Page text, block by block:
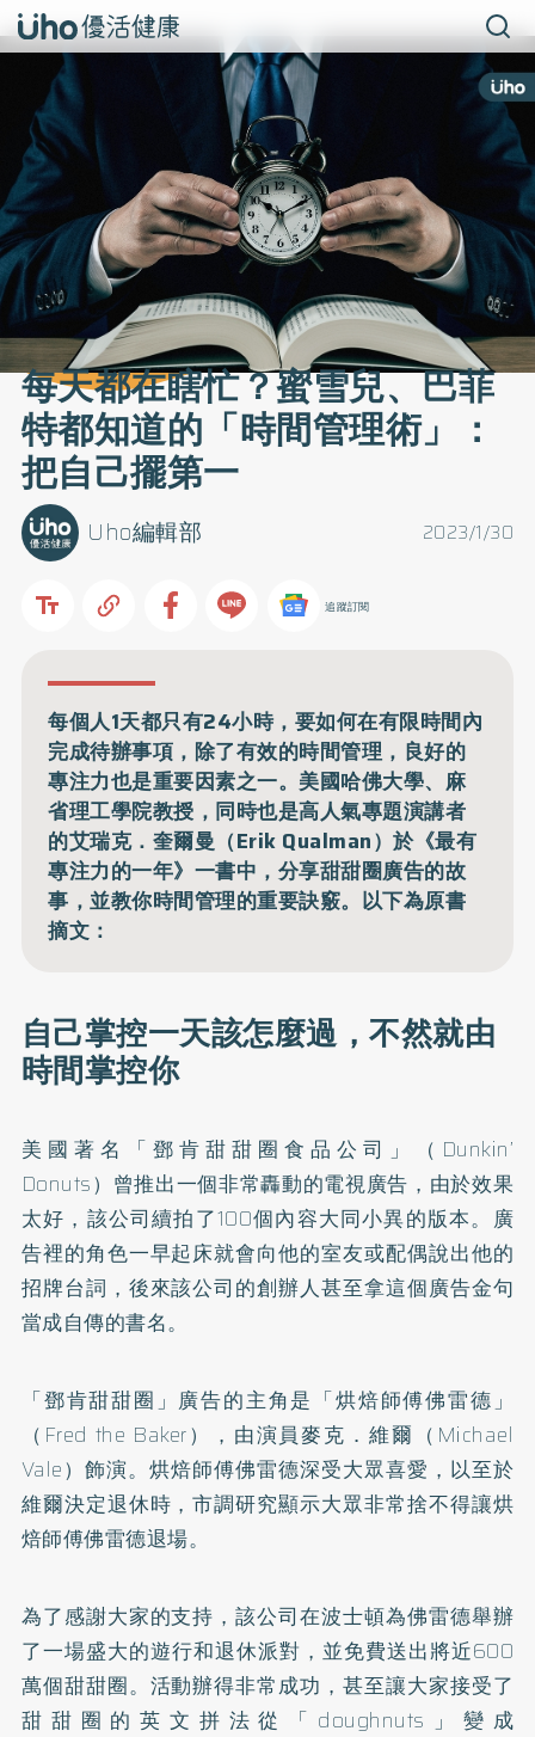
每天都在瞎忙？蜜雪兒、巴菲
特都知道的「時間管理術」：
把自己擺第一
2023/1/30
Uho編輯部
追蹤訂閱
每個人1天都只有24小時，要如何在有限時間內
完成待辦事項，除了有效的時間管理，良好的
專注力也是重要因素之一。美國哈佛大學、麻
省理工學院教授，同時也是高人氣專題演講者
的艾瑞克．奎爾曼（Erik Qualman）於《最有
專注力的一年》一書中，分享甜甜圈廣告的故
事，並教你時間管理的重要訣竅。以下為原書
摘文：
自己掌控一天該怎麼過，不然就由
時間掌控你
美國著名「鄧肯甜甜圈食品公司」（Dunkin’
Donuts）曾推出一個非常轟動的電視廣告，由於效果
太好，該公司續拍了100個內容大同小異的版本。廣
告裡的角色一早起床就會向他的室友或配偶說出他的
招牌台詞，後來該公司的創辦人甚至拿這個廣告金句
當成自傳的書名。
「鄧肯甜甜圈」廣告的主角是「烘焙師傅佛雷德」
（Fred the Baker），由演員麥克．維爾（Michael
Vale）飾演。烘焙師傅佛雷德深受大眾喜愛，以至於
維爾決定退休時，市調研究顯示大眾非常捨不得讓烘
焙師傅佛雷德退場。
為了感謝大家的支持，該公司在波士頓為佛雷德舉辦
了一場盛大的遊行和退休派對，並免費送出將近600
萬個甜甜圈。活動辦得非常成功，甚至讓大家接受了
甜甜圈的英文拼法從「doughnuts」變成